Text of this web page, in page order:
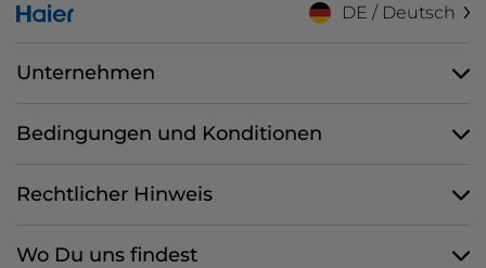
DE / Deutsch
Unternehmen
Bedingungen und Konditionen
Rechtlicher Hinweis
Wo Du uns findest